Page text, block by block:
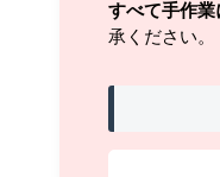
すべて手作業
承ください。